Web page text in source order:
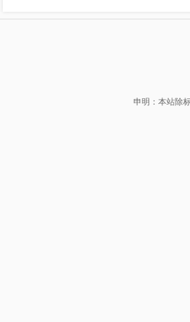
申明：本站除